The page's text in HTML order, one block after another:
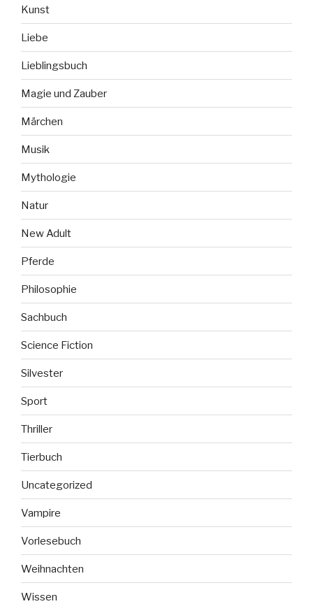
Kunst
Liebe
Lieblingsbuch
Magie und Zauber
Märchen
Musik
Mythologie
Natur
New Adult
Pferde
Philosophie
Sachbuch
Science Fiction
Silvester
Sport
Thriller
Tierbuch
Uncategorized
Vampire
Vorlesebuch
Weihnachten
Wissen